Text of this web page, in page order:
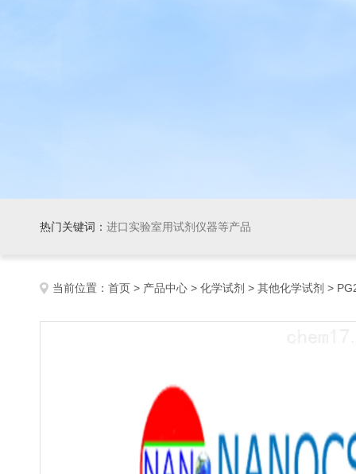
热门关键词： 进口实验室用试剂仪器等产品
当前位置： 首页 > 产品中心 > 化学试剂 > 其他化学试剂 >